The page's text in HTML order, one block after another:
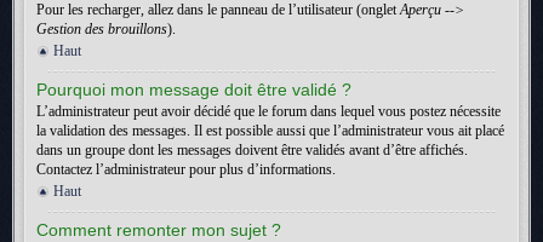
Pour les recharger, allez dans le panneau de l’utilisateur (ongletAperçu -->
Gestion des brouillons).
Haut
Pourquoi mon message doit être validé ?
L’administrateur peut avoir décidé que le forum dans lequel vous postez nécessite
la validation des messages. Il est possible aussi que l’administrateur vous ait placé
dans un groupe dont les messages doivent être validés avant d’être affichés.
Contactez l’administrateur pour plus d’informations.
Haut
Comment remonter mon sujet ?